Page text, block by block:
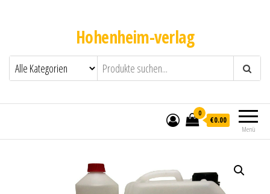
Hohenheim-verlag
Menü
0
€0.00